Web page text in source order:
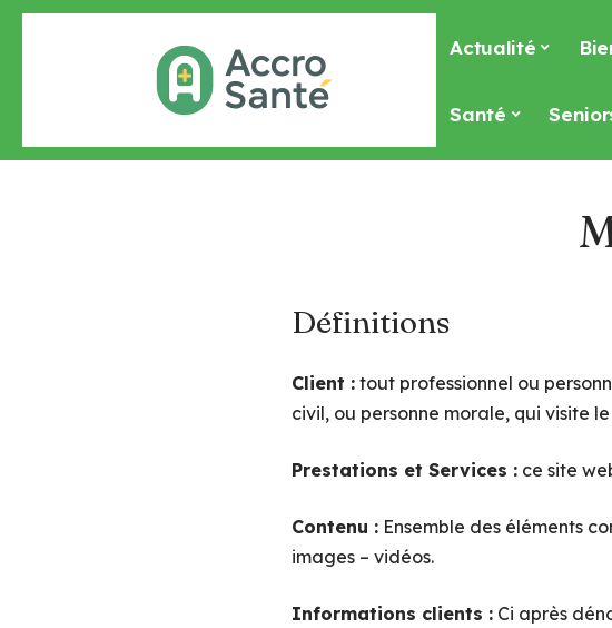
Actualité
Santé
Définitions
Client : tout professionnel ou
civil, ou personne morale, qui visite
Prestations et Services : ce site
Contenu : Ensemble des éléments
images – vidéos.
Informations clients : Ci après